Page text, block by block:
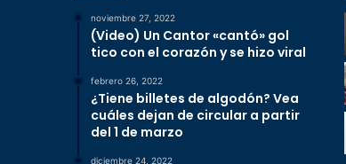
noviembre 27, 2022
(Video) Un Cantor «cantó» gol
tico con el corazón y se hizo viral
febrero 26, 2022
¿Tiene billetes de algodón? Vea
cuáles dejan de circular a partir
del 1 de marzo
diciembre 24, 2022